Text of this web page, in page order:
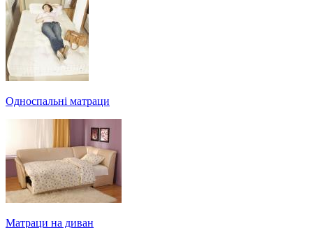
Односпальні матраци
Матраци на диван